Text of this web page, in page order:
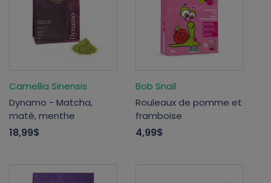
Camellia Sinensis
Dynamo - Matcha,
maté, menthe
18,99$
Bob Snail
Rouleaux de pomme et
framboise
4,99$